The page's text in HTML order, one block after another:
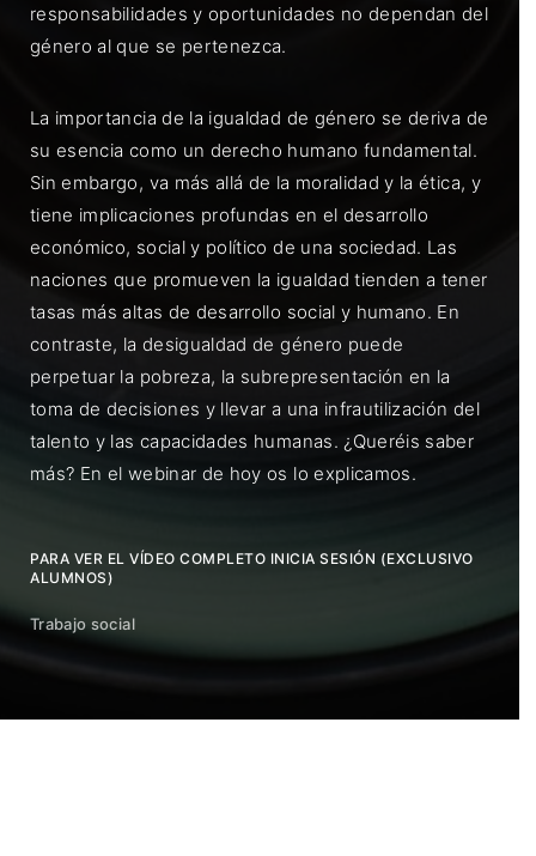
responsabilidades y oportunidades no dependan del
género al que se pertenezca.
La importancia de la igualdad de género se deriva de
su esencia como un derecho humano fundamental.
Sin embargo, va más allá de la moralidad y la ética, y
tiene implicaciones profundas en el desarrollo
económico, social y político de una sociedad. Las
naciones que promueven la igualdad tienden a tener
tasas más altas de desarrollo social y humano. En
contraste, la desigualdad de género puede
perpetuar la pobreza, la subrepresentación en la
toma de decisiones y llevar a una infrautilización del
talento y las capacidades humanas. ¿Queréis saber
más? En el webinar de hoy os lo explicamos.
PARA VER EL VÍDEO COMPLETO INICIA SESIÓN (EXCLUSIVO
ALUMNOS)
Trabajo social